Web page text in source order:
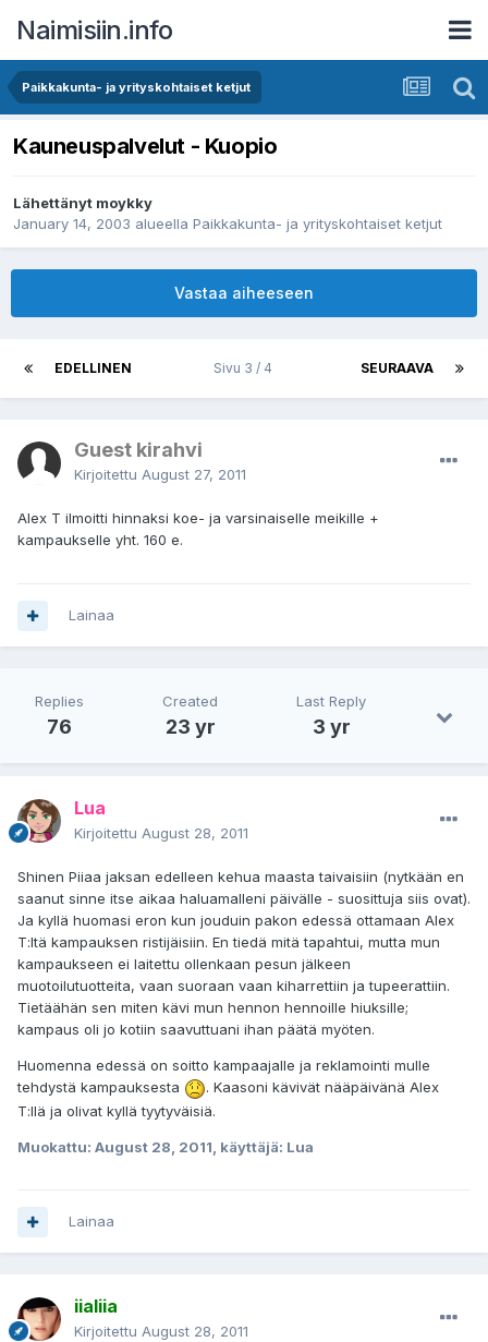
Naimisiin.info
Paikkakunta- ja yrityskohtaiset ketjut
Kauneuspalvelut - Kuopio
Lähettänyt moykky
January 14, 2003 alueella Paikkakunta- ja yrityskohtaiset ketjut
Vastaa aiheeseen
EDELLINEN SEURAAVA
Sivu 3 / 4
Guest kirahvi
Kirjoitettu August 27, 2011
Alex T ilmoitti hinnaksi koe- ja varsinaiselle meikille +
kampaukselle yht. 160 e.
Lainaa
Replies
76
Created
23 yr
Last Reply
3 yr
Lua
Kirjoitettu August 28, 2011
Shinen Piiaa jaksan edelleen kehua maasta taivaisiin (nytkään en
saanut sinne itse aikaa haluamalleni päivälle - suosittuja siis ovat).
Ja kyllä huomasi eron kun jouduin pakon edessä ottamaan Alex
T:ltä kampauksen ristijäisiin. En tiedä mitä tapahtui, mutta mun
kampaukseen ei laitettu ollenkaan pesun jälkeen
muotoilutuotteita, vaan suoraan vaan kiharrettiin ja tupeerattiin.
Tietäähän sen miten kävi mun hennon hennoille hiuksille;
kampaus oli jo kotiin saavuttuani ihan päätä myöten.
Huomenna edessä on soitto kampaajalle ja reklamointi mulle
tehdystä kampauksesta
. Kaasoni kävivät nääpäivänä Alex
T:llä ja olivat kyllä tyytyväisiä.
Muokattu: August 28, 2011 , käyttäjä: Lua
Lainaa
iialiia
Kirjoitettu August 28, 2011